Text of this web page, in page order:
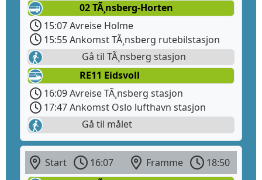
02 TÃ¸nsberg-Horten
15:07 Avreise Holme
15:55 Ankomst TÃ¸nsberg rutebilstasjon
Gå til TÃ¸nsberg stasjon
RE11 Eidsvoll
16:09 Avreise TÃ¸nsberg stasjon
17:47 Ankomst Oslo lufthavn stasjon
Gå til målet
Start 16:07 Framme
18:50